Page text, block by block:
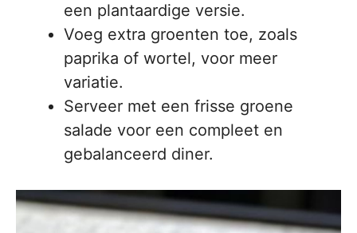
een plantaardige versie.
Voeg extra groenten toe, zoals
paprika of wortel, voor meer
variatie.
Serveer met een frisse groene
salade voor een compleet en
gebalanceerd diner.